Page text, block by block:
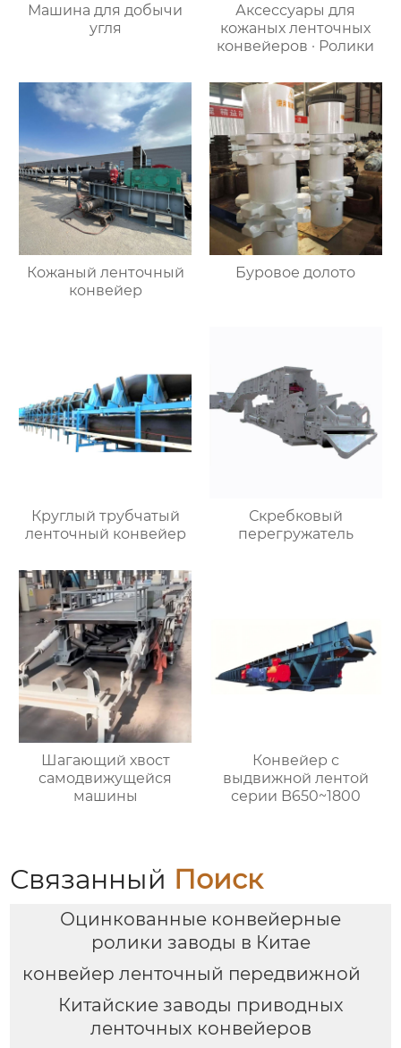
Машина для добычи
угля
Аксессуары для
кожаных ленточных
конвейеров · Ролики
Кожаный ленточный
конвейер
Буровое долото
Круглый трубчатый
ленточный конвейер
Скребковый
перегружатель
Шагающий хвост
самодвижущейся
машины
Конвейер с
выдвижной лентой
серии B650~1800
Связанный Поиск
Оцинкованные конвейерные
ролики заводы в Китае
конвейер ленточный передвижной
Китайские заводы приводных
ленточных конвейеров